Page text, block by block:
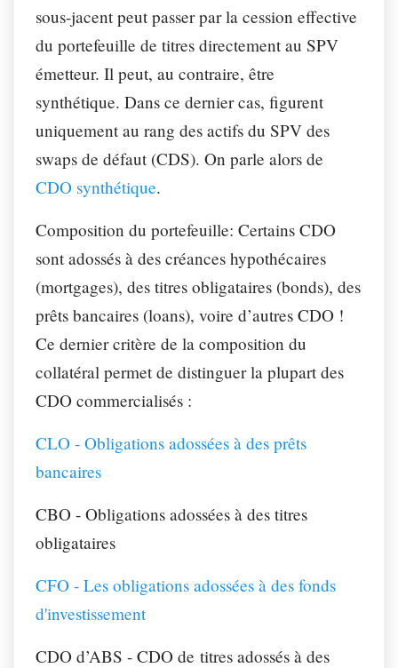
sous-jacent peut passer par la cession effective
du portefeuille de titres directement au SPV
émetteur. Il peut, au contraire, être
synthétique. Dans ce dernier cas, figurent
uniquement au rang des actifs du SPV des
swaps de défaut (CDS). On parle alors de
CDO synthétique.
Composition du portefeuille: Certains CDO
sont adossés à des créances hypothécaires
(mortgages), des titres obligataires (bonds), des
prêts bancaires (loans), voire d’autres CDO !
Ce dernier critère de la composition du
collatéral permet de distinguer la plupart des
CDO commercialisés :
CLO - Obligations adossées à des prêts
bancaires
CBO - Obligations adossées à des titres
obligataires
CFO - Les obligations adossées à des fonds
d'investissement
CDO d’ABS - CDO de titres adossés à des